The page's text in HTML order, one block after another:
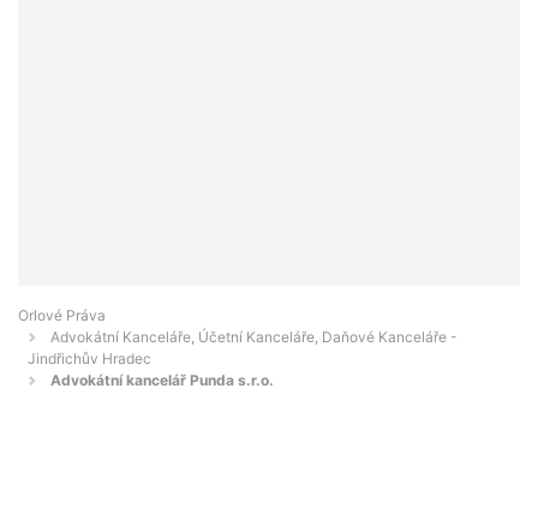
Orlové Práva
Advokátní Kanceláře, Účetní Kanceláře, Daňové Kanceláře -
Jindřichův Hradec
Advokátní kancelář Punda s.r.o.